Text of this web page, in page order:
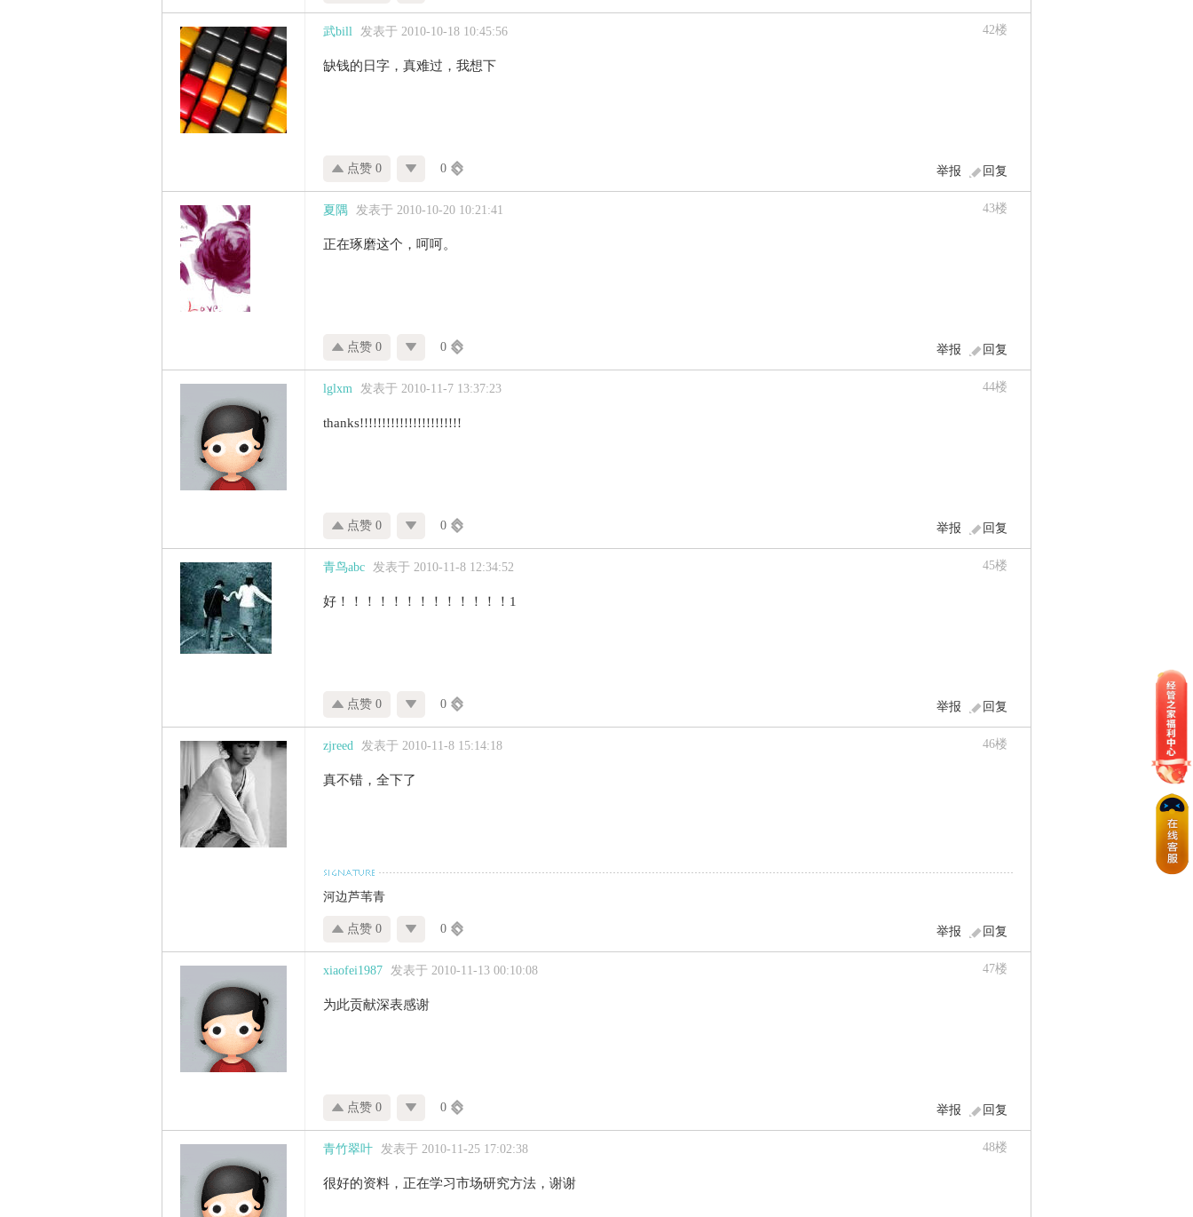
42楼
武bill 发表于 2010-10-18 10:45:56
缺钱的日字，真难过，我想下
回复
举报
点赞 0 0
43楼
夏隅 发表于 2010-10-20 10:21:41
正在琢磨这个，呵呵。
回复
举报
点赞 0 0
44楼
lglxm 发表于 2010-11-7 13:37:23
thanks!!!!!!!!!!!!!!!!!!!!!!!
回复
举报
点赞 0 0
45楼
青鸟abc 发表于 2010-11-8 12:34:52
好！！！！！！！！！！！！！1
回复
举报
点赞 0 0
46楼
zjreed 发表于 2010-11-8 15:14:18
真不错，全下了
河边芦苇青
回复
举报
点赞 0 0
47楼
xiaofei1987 发表于 2010-11-13 00:10:08
为此贡献深表感谢
回复
举报
点赞 0 0
48楼
青竹翠叶 发表于 2010-11-25 17:02:38
很好的资料，正在学习市场研究方法，谢谢